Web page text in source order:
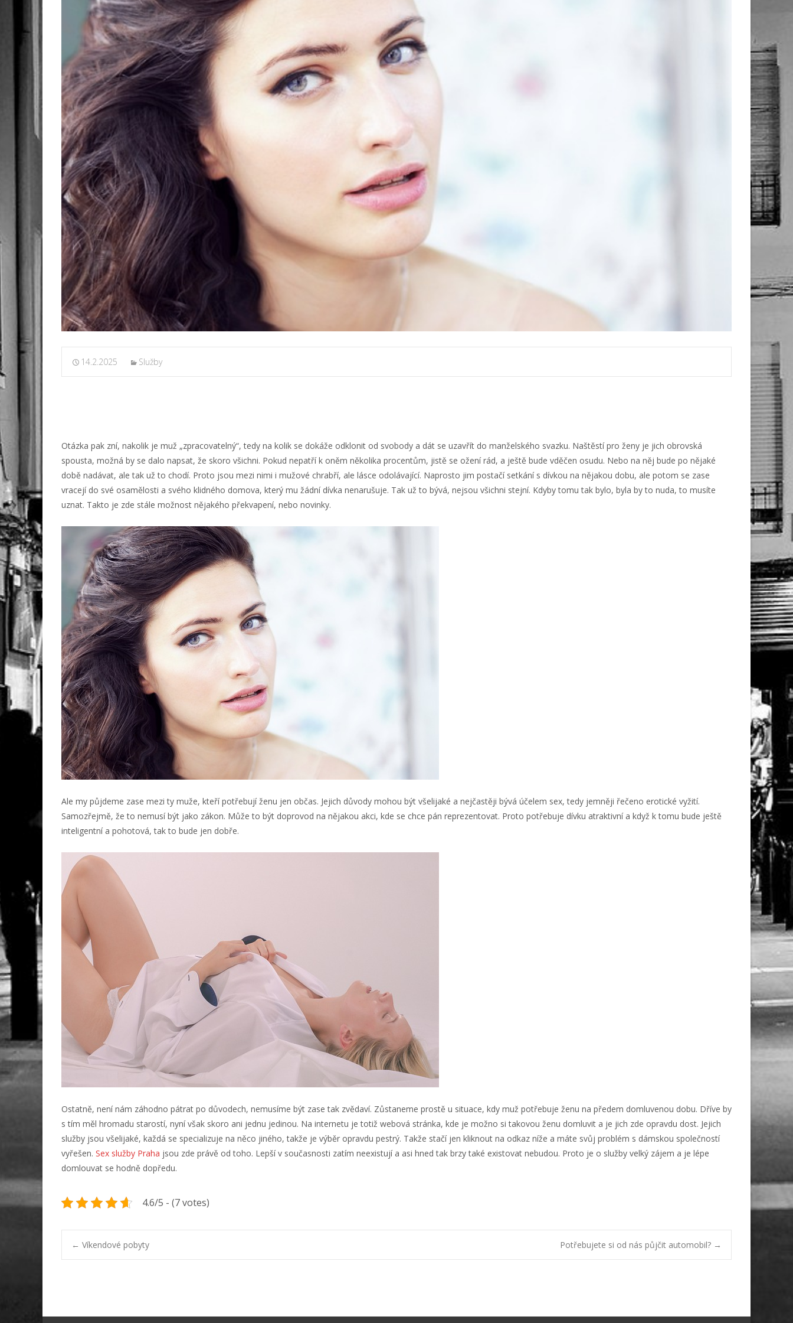
14.2.2025 Služby
Otázka pak zní, nakolik je muž „zpracovatelný“, tedy na kolik se dokáže odklonit od svobody a dát se uzavřít do manželského svazku. Naštěstí pro ženy je jich obrovská
spousta, možná by se dalo napsat, že skoro všichni. Pokud nepatří k oněm několika procentům, jistě se ožení rád, a ještě bude vděčen osudu. Nebo na něj bude po nějaké
době nadávat, ale tak už to chodí. Proto jsou mezi nimi i mužové chrabří, ale lásce odolávající. Naprosto jim postačí setkání s dívkou na nějakou dobu, ale potom se zase
vracejí do své osamělosti a svého klidného domova, který mu žádní dívka nenarušuje. Tak už to bývá, nejsou všichni stejní. Kdyby tomu tak bylo, byla by to nuda, to musíte
uznat. Takto je zde stále možnost nějakého překvapení, nebo novinky.
Ale my půjdeme zase mezi ty muže, kteří potřebují ženu jen občas. Jejich důvody mohou být všelijaké a nejčastěji bývá účelem sex, tedy jemněji řečeno erotické vyžití.
Samozřejmě, že to nemusí být jako zákon. Může to být doprovod na nějakou akci, kde se chce pán reprezentovat. Proto potřebuje dívku atraktivní a když k tomu bude ještě
inteligentní a pohotová, tak to bude jen dobře.
Ostatně, není nám záhodno pátrat po důvodech, nemusíme být zase tak zvědaví. Zůstaneme prostě u situace, kdy muž potřebuje ženu na předem domluvenou dobu. Dříve by
s tím měl hromadu starostí, nyní však skoro ani jednu jedinou. Na internetu je totiž webová stránka, kde je možno si takovou ženu domluvit a je jich zde opravdu dost. Jejich
služby jsou všelijaké, každá se specializuje na něco jiného, takže je výběr opravdu pestrý. Takže stačí jen kliknout na odkaz níže a máte svůj problém s dámskou společností
vyřešen. Sex služby Praha jsou zde právě od toho. Lepší v současnosti zatím neexistují a asi hned tak brzy také existovat nebudou. Proto je o služby velký zájem a je lépe
domlouvat se hodně dopředu.
4.6/5 - (7 votes)
Post
← Víkendové pobyty Potřebujete si od nás půjčit automobil? →